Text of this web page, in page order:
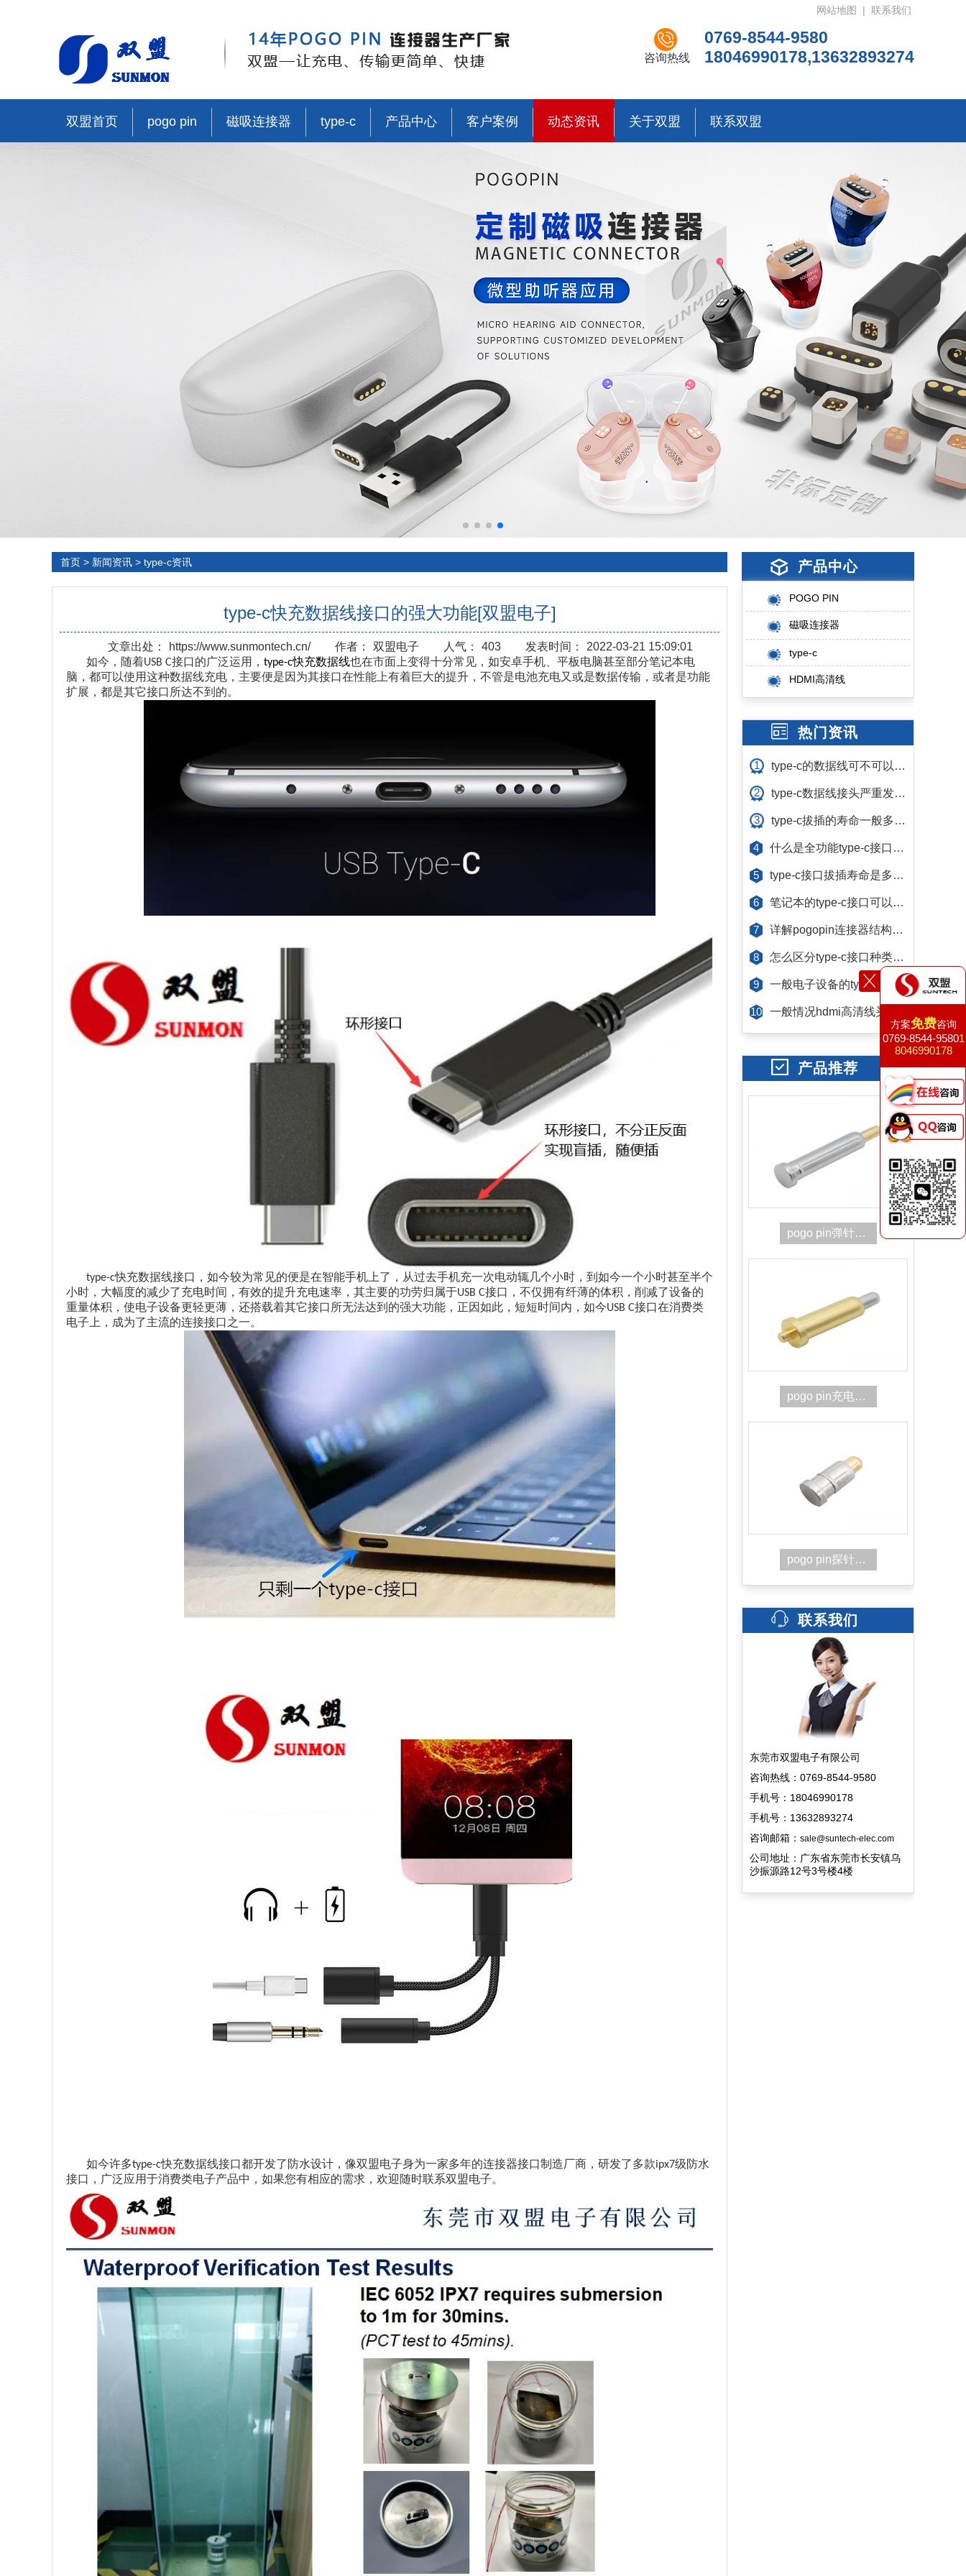
网站地图 | 联系我们
咨询热线
0769-8544-9580
18046990178,13632893274
双盟首页 pogo pin 磁吸连接器 type-c 产品中心 客户案例 动态资讯 关于双盟 联系双盟
方案免费咨询
0769-8544-95801
8046990178
首页 > 新闻资讯 > type-c资讯
type-c快充数据线接口的强大功能[双盟电子]
文章出处： https://www.sunmontech.cn/ 作者： 双盟电子 人气： 403 发表时间：
2022-03-21 15:09:01
如今，随着USB C接口的广泛运用， type-c快充数据线也在市面上变得十分常见，如安卓手机、平板电脑甚至部分笔记本电
脑，都可以使用这种数据线充电，主要便是因为其接口在性能上有着巨大的提升，不管是电池充电又或是数据传输，或者是功能
扩展，都是其它接口所达不到的。
type-c快充数据线接口，如今较为常见的便是在智能手机上了，从过去手机充一次电动辄几个小时，到如今一个小时甚至半个
小时，大幅度的减少了充电时间，有效的提升充电速率，其主要的功劳归属于USB C接口，不仅拥有纤薄的体积，削减了设备的
重量体积，使电子设备更轻更薄，还搭载着其它接口所无法达到的强大功能，正因如此，短短时间内，如今USB C接口在消费类
电子上，成为了主流的连接接口之一。
如今许多type-c快充数据线接口都开发了防水设计，像双盟电子身为一家多年的连接器接口制造厂商，研发了多款ipx7级防水
接口，广泛应用于消费类电子产品中，如果您有相应的需求，欢迎随时联系双盟电子。
产品中心
POGO PIN
磁吸连接器
type-c
HDMI高清线
热门资讯
1 type-c的数据线可不可以通用[双盟电子]
2 type-c数据线接头严重发烫甚至烧毁的原因[双盟电子]
3 type-c拔插的寿命一般多长可以用多久[双盟电子]
4 什么是全功能type-c接口 它有什么功能[双盟电子]
5 type-c接口拔插寿命是多少 一般可以用多久[双盟电子]
6 笔记本的type-c接口可以给手机充电吗[东莞双盟]
7 详解pogopin连接器结构及优缺点
8 怎么区分type-c接口种类 有什么区别[双盟电子]
9 一般电子设备的type-c拔插寿命有多少次[双盟电子]
10
产品推荐
pogo pin弹针连接器
pogo pin充电连接器
pogo pin探针式连接器
联系我们
东莞市双盟电子有限公司
咨询热线：0769-8544-9580
手机号：18046990178
手机号：13632893274
咨询邮箱： sale@suntech-elec.com
公司地址：广东省东莞市长安镇乌
沙振源路12号3号楼4楼